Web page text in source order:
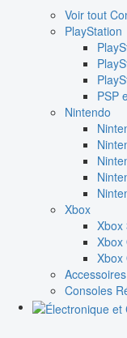
Voir tout
PlayStation
PSP
Nintendo
Xbox
Xbox
Xbox
Xbox
Consoles